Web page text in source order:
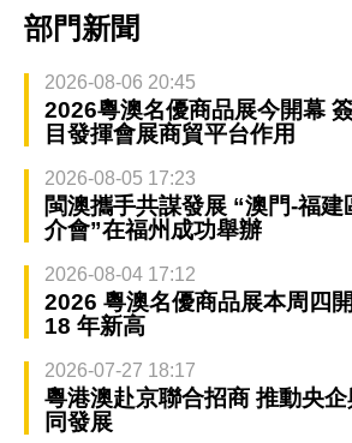
部門新聞
2026-08-06 20:45
2026粵澳名優商品展今開幕
目發揮會展商貿平台作用
2026-08-05 17:23
閩澳攜手共謀發展 “澳門-福
介會”在福州成功舉辦
2026-08-04 17:12
2026 粵澳名優商品展本周四
18 年新高
2026-07-27 18:17
粵港澳赴京聯合招商 推動央
同發展